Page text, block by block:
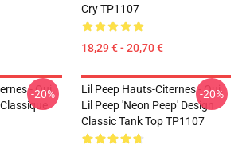
Cry TP1107
18,29 € - 20,70 €
- Oui.
-20%
Lil Peep Hauts-Citernes - Oui.
Lil Peep 'Neon Peep' Design
Classic Tank Top TP1107
-20%